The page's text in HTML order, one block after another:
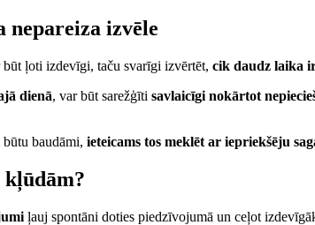
nepareiza izvēle
būt ļoti izdevīgi, taču svarīgi izvērtēt, cik daudz laika
dienā, var būt sarežģīti savlaicīgi nokārtot
būtu baudāmi, ieteicams tos meklēt ar iepriekšēju
ļauj spontāni doties piedzīvojumā un ceļot